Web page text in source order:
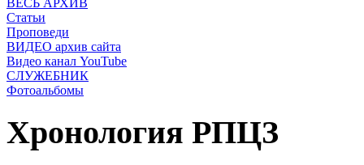
ВЕСЬ АРХИВ
Статьи
Проповеди
ВИДЕО архив сайта
Видео канал YouTube
СЛУЖЕБНИК
Фотоальбомы
Хронология РПЦЗ